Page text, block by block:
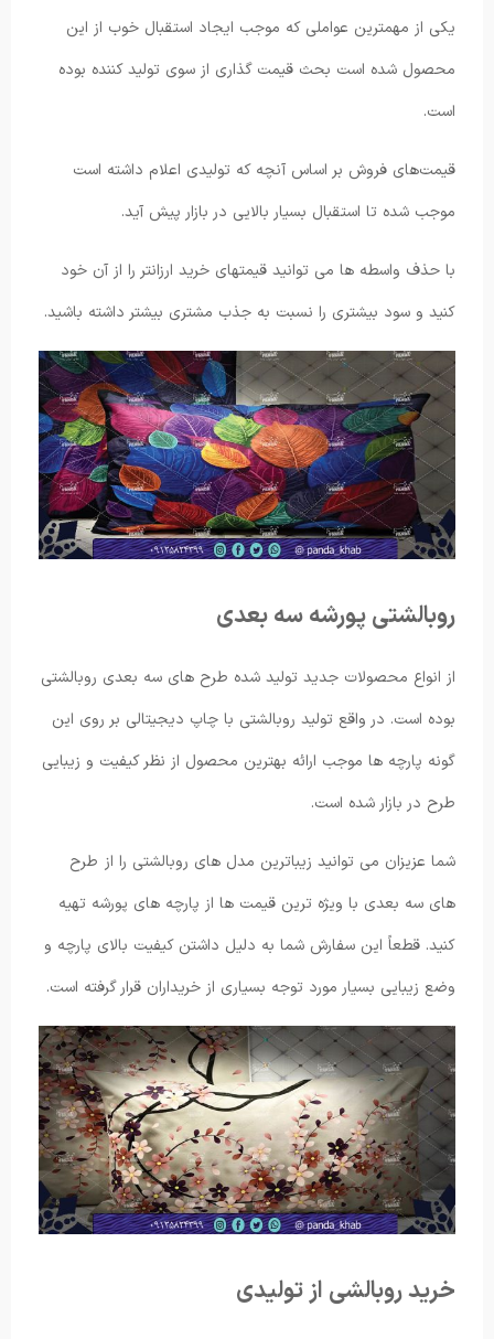
یکی از مهمترین عواملی که موجب ایجاد استقبال خوب از این
محصول شده است بحث قیمت گذاری از سوی تولید کننده بوده
است.
قیمت‌های فروش بر اساس آنچه که تولیدی اعلام داشته است
موجب شده تا استقبال بسیار بالایی در بازار پیش آید.
با حذف واسطه ها می توانید قیمتهای خرید ارزانتر را از آن خود
کنید و سود بیشتری را نسبت به جذب مشتری بیشتر داشته باشید.
روبالشتی پورشه سه بعدی
از انواع محصولات جدید تولید شده طرح های سه بعدی روبالشتی
بوده است. در واقع تولید روبالشتی با چاپ دیجیتالی بر روی این
گونه پارچه ها موجب ارائه بهترین محصول از نظر کیفیت و زیبایی
طرح در بازار شده است.
شما عزیزان می توانید زیباترین مدل های روبالشتی را از طرح
های سه بعدی با ویژه ترین قیمت ها از پارچه های پورشه تهیه
کنید. قطعاً این سفارش شما به دلیل داشتن کیفیت بالای پارچه و
وضع زیبایی بسیار مورد توجه بسیاری از خریداران قرار گرفته است.
خرید روبالشی از تولیدی